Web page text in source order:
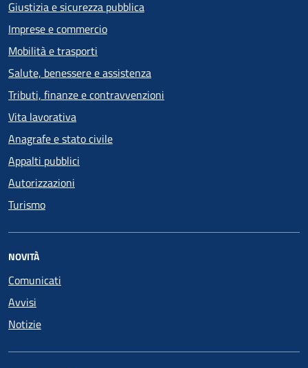
Giustizia e sicurezza pubblica
Imprese e commercio
Mobilità e trasporti
Salute, benessere e assistenza
Tributi, finanze e contravvenzioni
Vita lavorativa
Anagrafe e stato civile
Appalti pubblici
Autorizzazioni
Turismo
NOVITÀ
Comunicati
Avvisi
Notizie